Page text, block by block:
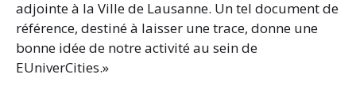
adjointe à la Ville de Lausanne. Un tel document de
référence, destiné à laisser une trace, donne une
bonne idée de notre activité au sein de
EUniverCities.»